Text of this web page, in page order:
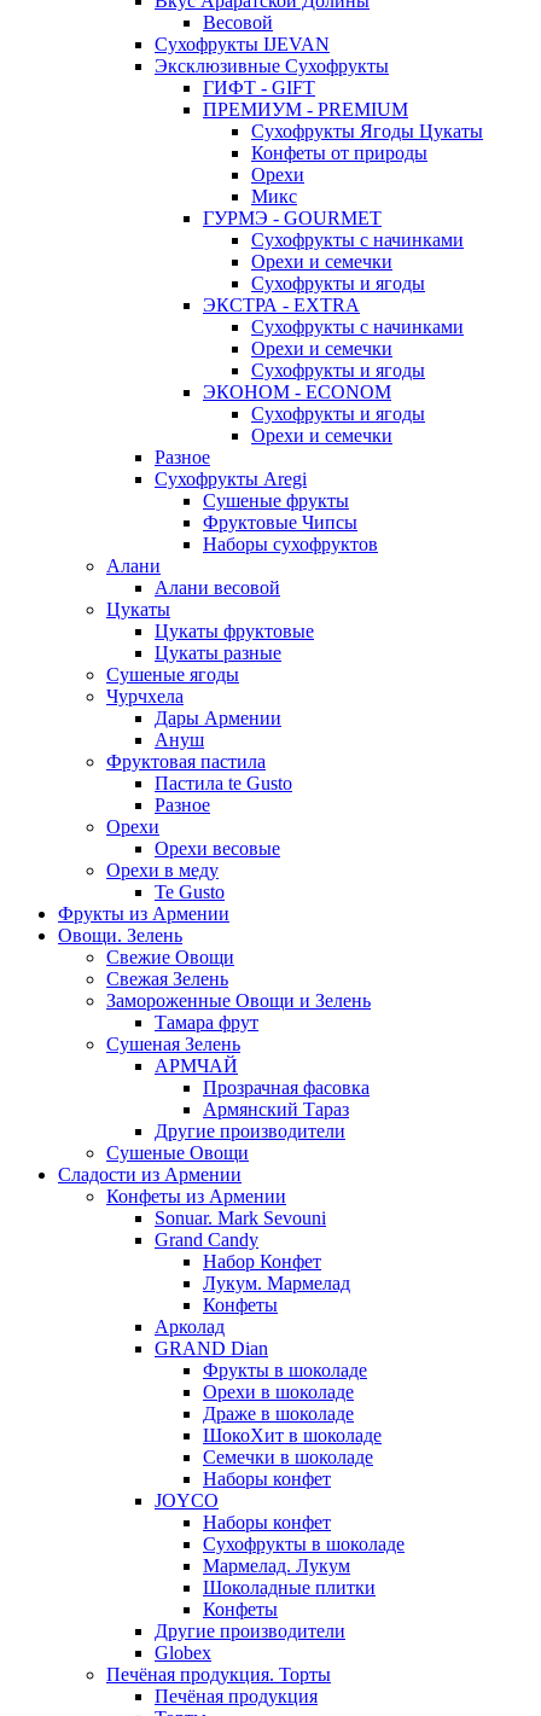
Весовой
Сухофрукты IJEVAN
Эксклюзивные Сухофрукты
ГИФТ - GIFT
ПРЕМИУМ - PREMIUM
Сухофрукты Ягоды Цукаты
Конфеты от природы
Орехи
Микс
ГУРМЭ - GOURMET
Сухофрукты с начинками
Орехи и семечки
Сухофрукты и ягоды
ЭКСТРА - EXTRA
Сухофрукты с начинками
Орехи и семечки
Сухофрукты и ягоды
ЭКОНОМ - ECONOM
Сухофрукты и ягоды
Орехи и семечки
Разное
Сухофрукты Aregi
Сушеные фрукты
Фруктовые Чипсы
Наборы сухофруктов
Алани
Алани весовой
Цукаты
Цукаты фруктовые
Цукаты разные
Сушеные ягоды
Чурчхела
Дары Армении
Ануш
Фруктовая пастила
Пастила te Gusto
Разное
Орехи
Орехи весовые
Орехи в меду
Te Gusto
Фрукты из Армении
Овощи. Зелень
Свежие Овощи
Свежая Зелень
Замороженные Овощи и Зелень
Тамара фрут
Сушеная Зелень
АРМЧАЙ
Прозрачная фасовка
Армянский Тараз
Другие производители
Сушеные Овощи
Сладости из Армении
Конфеты из Армении
Sonuar. Mark Sevouni
Grand Candy
Набор Конфет
Лукум. Мармелад
Конфеты
Арколад
GRAND Dian
Фрукты в шоколаде
Орехи в шоколаде
Драже в шоколаде
ШокоХит в шоколаде
Семечки в шоколаде
Наборы конфет
JOYCO
Наборы конфет
Сухофрукты в шоколаде
Мармелад. Лукум
Шоколадные плитки
Конфеты
Другие производители
Globex
Печёная продукция. Торты
Печёная продукция